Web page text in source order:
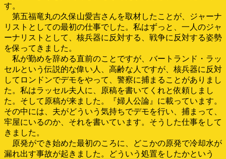
す。
第五福竜丸の久保山愛吉さんを取材したことが、ジャーナ
リストとしての最初の仕事でした。私はずっと、一人のジャ
ーナリストとして、核兵器に反対する、戦争に反対する姿勢
を保ってきました。
私が勤めを辞める直前のことですが、バートランド・ラッ
セルという伝説的な偉い人、高齢な人ですが、核兵器に反対
してロンドンでデモをやって、警察に捕まることがありまし
た。私はラッセル夫人に、原稿を書いてくれと依頼しまし
た。そして原稿が来ました。『婦人公論』に載っています。
その中には、夫がどういう気持ちでデモを行い、捕まって、
牢屋にいるのか、それを書いています。そうした仕事をして
きました。
原発ができ始めた最初のころに、どこかの原発で冷却水が
漏れ出す事故が起きました。どういう処置をしたかという